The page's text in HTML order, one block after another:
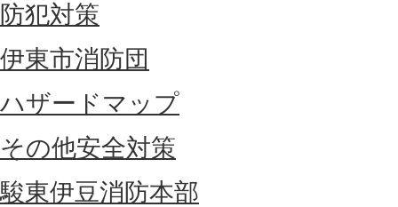
防犯対策
伊東市消防団
ハザードマップ
その他安全対策
駿東伊豆消防本部